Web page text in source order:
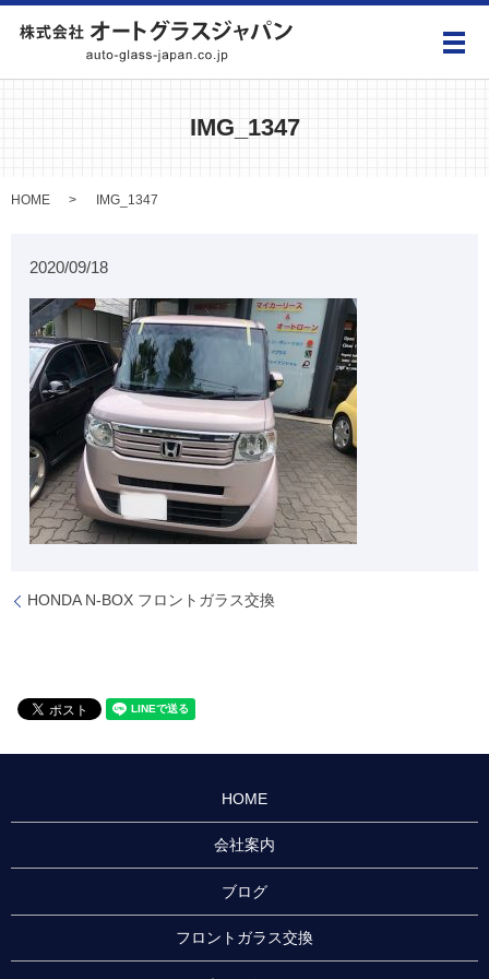
メ
IMG_1347
HOME IMG_1347
2020/09/18
HONDA N-BOX フロントガラス交換
HOME
会社案内
ブログ
フロントガラス交換